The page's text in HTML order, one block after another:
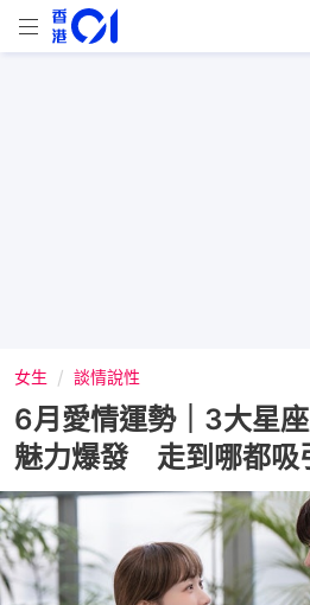
女生 談情說性
6月愛情運勢｜3大星
魅力爆發 走到哪都吸